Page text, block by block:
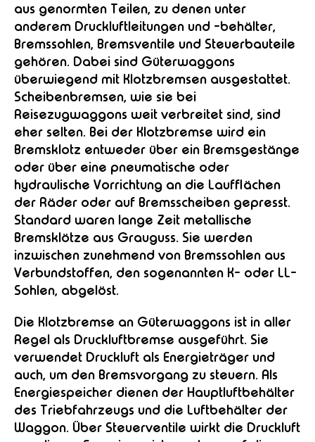
aus genormten Teilen, zu denen unter
anderem Druckluftleitungen und -behälter,
Bremssohlen, Bremsventile und Steuerbauteile
gehören. Dabei sind Güterwaggons
überwiegend mit Klotzbremsen ausgestattet.
Scheibenbremsen, wie sie bei
Reisezugwaggons weit verbreitet sind, sind
eher selten. Bei der Klotzbremse wird ein
Bremsklotz entweder über ein Bremsgestänge
oder über eine pneumatische oder
hydraulische Vorrichtung an die Laufflächen
der Räder oder auf Bremsscheiben gepresst.
Standard waren lange Zeit metallische
Bremsklötze aus Grauguss. Sie werden
inzwischen zunehmend von Bremssohlen aus
Verbundstoffen, den sogenannten K- oder LL-
Sohlen, abgelöst.
Die Klotzbremse an Güterwaggons ist in aller
Regel als Druckluftbremse ausgeführt. Sie
verwendet Druckluft als Energieträger und
auch, um den Bremsvorgang zu steuern. Als
Energiespeicher dienen der Hauptluftbehälter
des Triebfahrzeugs und die Luftbehälter der
Waggon. Über Steuerventile wirkt die Druckluft